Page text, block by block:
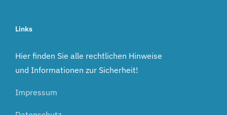
Links
Hier finden Sie alle rechtlichen Hinweise
und Informationen zur Sicherheit!
Impressum